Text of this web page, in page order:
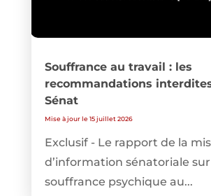
Souffrance au travail : les
recommandations
Sénat
Mise à jour le 15 juillet 2026
Exclusif - Le rapport de la
d’information sénatoriale
souffrance psychique au...